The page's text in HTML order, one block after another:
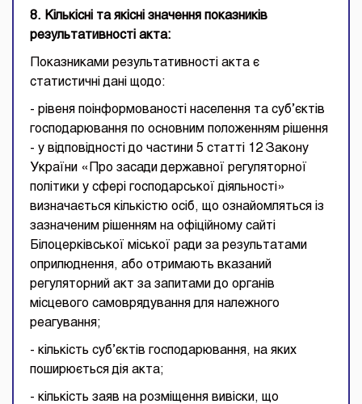
8. Кількісні та якісні значення показників
результативності акта:
Показниками результативності акта є
статистичні дані щодо:
- рівеня поінформованості населення та суб’єктів
господарювання по основним положенням рішення
- у відповідності до частини 5 статті 12 Закону
України «Про засади державної регуляторної
політики у сфері господарської діяльності»
визначається кількістю осіб, що ознайомляться із
зазначеним рішенням на офіційному сайті
Білоцерківської міської ради за результатами
оприлюднення, або отримають вказаний
регуляторний акт за запитами до органів
місцевого самоврядування для належного
реагування;
- кількість суб’єктів господарювання, на яких
поширюється дія акта;
- кількість заяв на розміщення вивіски, що